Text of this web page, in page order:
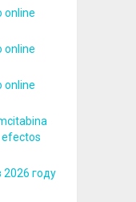
online
online
online
efectos
2026 году